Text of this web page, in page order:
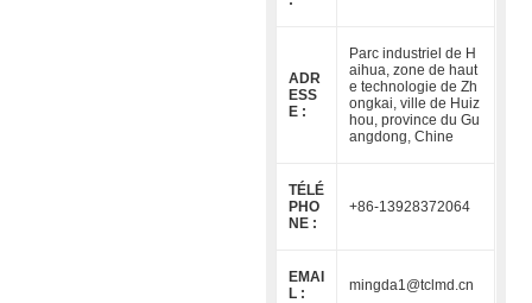
ADR
ESS
E :
Parc industriel de H
aihua, zone de haut
e technologie de Zh
ongkai, ville de Huiz
hou, province du Gu
angdong, Chine
TÉLÉ
PHO
NE :
+86-13928372064
EMAI
L :
mingda1@tclmd.cn